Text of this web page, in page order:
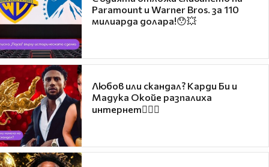
Paramount и Warner Bros. за 110
милиарда долара!😯💥
Любов или скандал? Карди Би и
Мадука Окойе разпалиха
интернет❤️‍🔥🔥